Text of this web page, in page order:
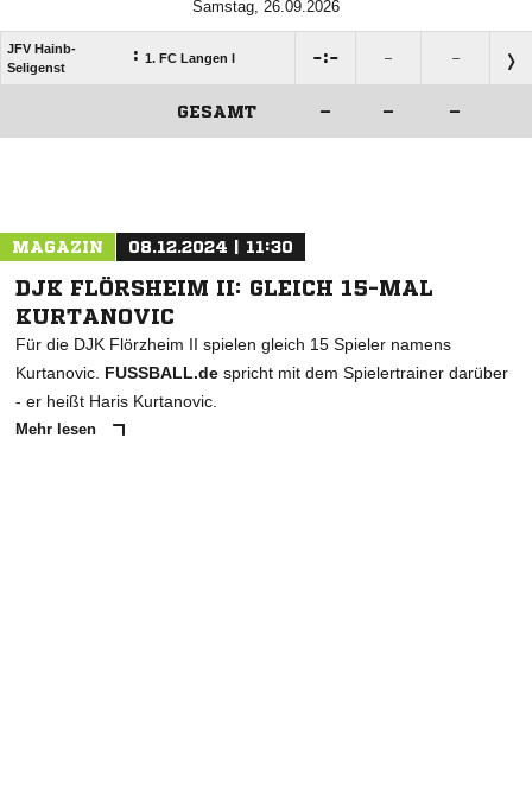
Samstag, 26.09.2026
JFV Hainb-
Seligenst
: 1. FC Langen I : – –
GESAMT – – –
MAGAZIN 08.12.2024 | 11:30
DJK FLÖRSHEIM II: GLEICH 15-MAL
KURTANOVIC
Für die DJK Flörzheim II spielen gleich 15 Spieler namens
Kurtanovic. FUSSBALL.de spricht mit dem Spielertrainer darüber
- er heißt Haris Kurtanovic.
Mehr lesen